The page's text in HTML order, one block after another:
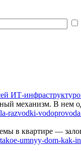
ИТ-
механизм. В нем
в квартире —